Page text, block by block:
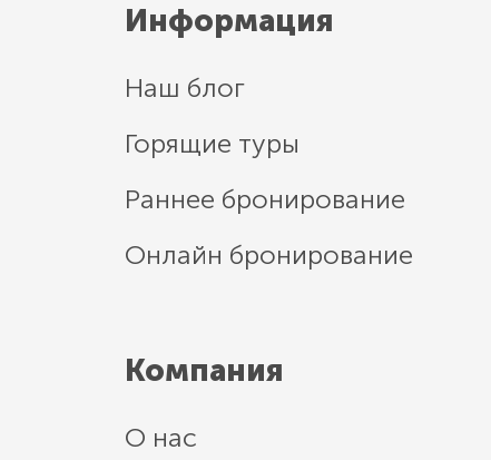
Информация
Наш блог
Горящие туры
Раннее бронирование
Онлайн бронирование
Компания
О нас